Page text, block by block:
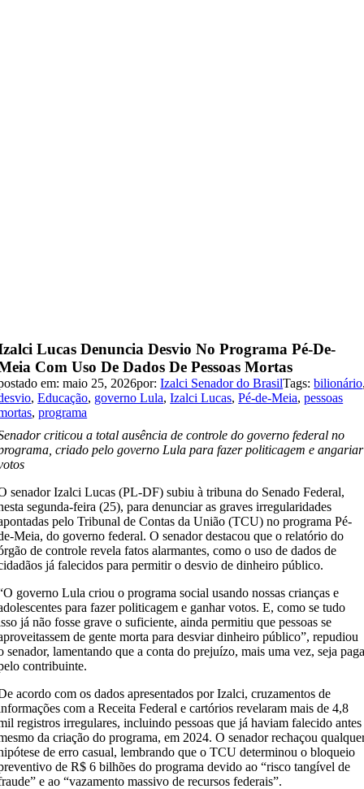
Lucas Denuncia Desvio No Programa Pé-De-
Com Uso De Dados De Pessoas Mortas
em: maio 25, 2026por:Izalci Senador do BrasilTags:bilionário
,Educação, governo Lula,Izalci Lucas,Pé-de-Meia,pessoas
,programa
criticou a total ausência de controle do governo federal no
criado pelo governo Lula para fazer politicagem e angariar
senador Izalci Lucas (PL-DF) subiu à tribuna do Senado Federal,
segunda-feira (25), para denunciar as graves irregularidades
pelo Tribunal de Contas da União (TCU) no programa Pé-
Meia, do governo federal. O senador destacou que o relatório do
de controle revela fatos alarmantes, como o uso de dados de
já falecidos para permitir o desvio de dinheiro público.
governo Lula criou o programa social usando nossas crianças e
para fazer politicagem e ganhar votos. E, como se tudo
já não fosse grave o suficiente, ainda permitiu que pessoas se
de gente morta para desviar dinheiro público”, repudiou
senador, lamentando que a conta do prejuízo, mais uma vez, seja
contribuinte.
acordo com os dados apresentados por Izalci, cruzamentos de
com a Receita Federal e cartórios revelaram mais de 4,8
registros irregulares, incluindo pessoas que já haviam falecido antes
da criação do programa, em 2024. O senador rechaçou
de erro casual, lembrando que o TCU determinou o bloqueio
de R$ 6 bilhões do programa devido ao “risco tangível de
e ao “vazamento massivo de recursos federais”.